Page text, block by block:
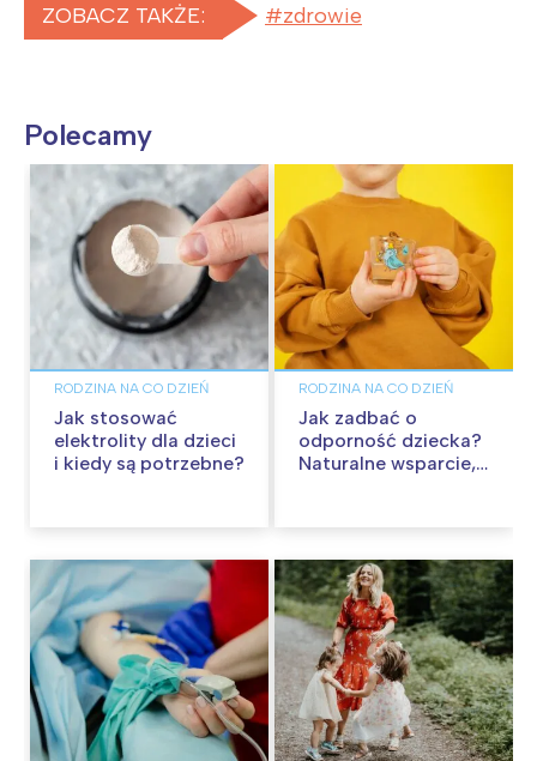
ZOBACZ TAKŻE: zdrowie
Polecamy
RODZINA NA CO DZIEŃ
Jak stosować
elektrolity dla dzieci
i kiedy są potrzebne?
RODZINA NA CO DZIEŃ
Jak zadbać o
odporność dziecka?
Naturalne wsparcie,